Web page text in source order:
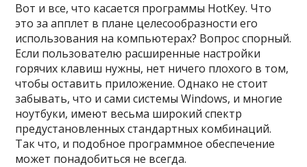
Вот и все, что касается программы HotKey. Что
это за апплет в плане целесообразности его
использования на компьютерах? Вопрос спорный.
Если пользователю расширенные настройки
горячих клавиш нужны, нет ничего плохого в том,
чтобы оставить приложение. Однако не стоит
забывать, что и сами системы Windows, и многие
ноутбуки, имеют весьма широкий спектр
предустановленных стандартных комбинаций.
Так что, и подобное программное обеспечение
может понадобиться не всегда.